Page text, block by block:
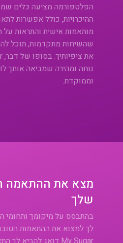
הפלטפורמה מציעה כלים
ההיכרויות, כולל אפשרות
מותאמות אישית והתראות
שהשיחות מתקדמות, תוכל
נוחה ומהירה שמביאה אותך
וממוקדת.
מצא את ההתאמה
שלך
בהתבסס על מיקומך ותחומי
לך למצוא את ההתאמות